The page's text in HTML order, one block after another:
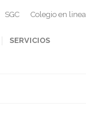
SGC Colegio en linea
SERVICIOS